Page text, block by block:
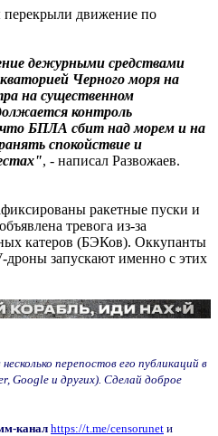
перекрыли движение по
дежурными средствами
Черного моря на
на существенном
контроль
БПЛА сбит над морем и на
спокойствие и
, - написал Развожаев.
ракетные пуски и
тревога из-за
катеров (БЭКов). Оккупанты
дроны запускают именно с этих
перепостов его публикаций в
Google и других). Сделай доброе
канал https://t.me/censorunet и